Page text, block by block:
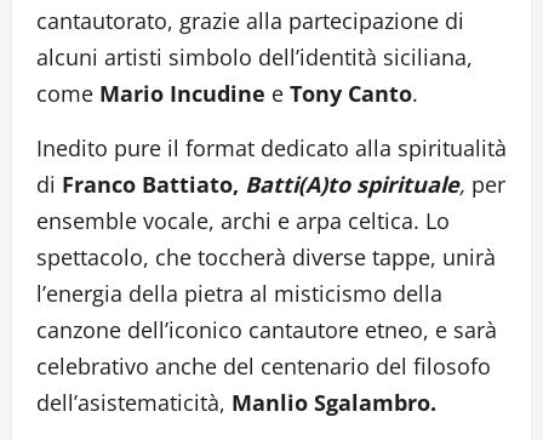
cantautorato, grazie alla partecipazione di
alcuni artisti simbolo dell’identità siciliana,
come Mario Incudine e Tony Canto.
Inedito pure il format dedicato alla spiritualità
di Franco Battiato, Batti(A)to spirituale, per
ensemble vocale, archi e arpa celtica. Lo
spettacolo, che toccherà diverse tappe, unirà
l’energia della pietra al misticismo della
canzone dell’iconico cantautore etneo, e sarà
celebrativo anche del centenario del filosofo
dell’asistematicità, Manlio Sgalambro.